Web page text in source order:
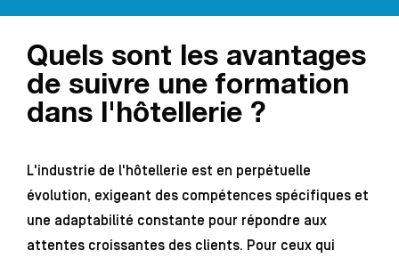
Quels sont les avantages
de suivre une formation
dans l'hôtellerie ?
L'industrie de l'hôtellerie est en perpétuelle
évolution, exigeant des compétences spécifiques et
une adaptabilité constante pour répondre aux
attentes croissantes des clients. Pour ceux qui